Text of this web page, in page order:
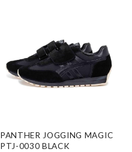
PANTHER JOGGING MAGIC
PTJ-0030 BLACK